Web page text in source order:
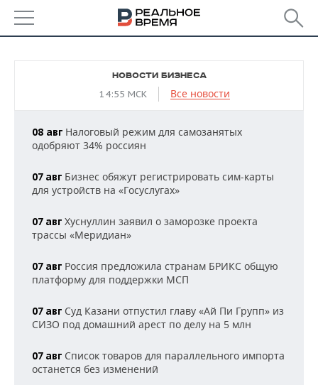
УДМУРТИЯ
НОВОСТИ АНАЛИТИКИ
ДЕКЛАРАЦИИ О ДОХОДАХ
КОМУ ПРИНАДЛЕЖАТ
ТОРГОВЫЕ ЦЕНТРЫ
ЭКОНОМИКА
НОВОСТИ ЭКОНОМИКИ
БЮДЖЕТ
ИНВЕСТИЦИИ
ПРОМЫШЛЕННОСТЬ
ПРОМЫШЛЕННОСТИ
МАШИНОСТРОЕНИЕ
НЕФТЕХИМИЯ
НЕФТЬ
НЕДВИЖИМОСТЬ
НОВОСТИ АВТО
БИЗНЕС
НОВОСТИ БИЗНЕСА
ТРАНСПОРТ
ТЕХНОЛОГИИ
НОВОСТИ МЕРОПРИЯТИЙ
НОВОСТИ БИЗНЕСА
14:55 МСК Все новости
08 авг Налоговый режим для самозанятых
одобряют 34% россиян
07 авг Бизнес обяжут регистрировать сим-карты
для устройств на «Госуслугах»
07 авг Хуснуллин заявил о заморозке проекта
трассы «Меридиан»
07 авг Россия предложила странам БРИКС общую
платформу для поддержки МСП
07 авг Суд Казани отпустил главу «Ай Пи Групп» из
СИЗО под домашний арест по делу на 5 млн
07 авг Список товаров для параллельного импорта
останется без изменений